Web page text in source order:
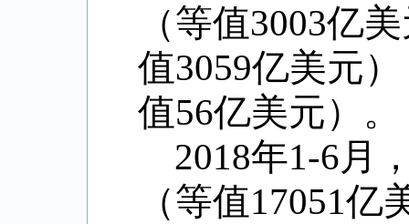
（等值3003亿
值3059亿美元
值56亿美元）。
2018年1-6月
（等值17051